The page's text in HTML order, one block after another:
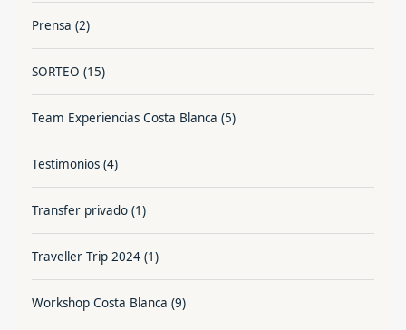
Prensa (2)
SORTEO (15)
Team Experiencias Costa Blanca (5)
Testimonios (4)
Transfer privado (1)
Traveller Trip 2024 (1)
Workshop Costa Blanca (9)